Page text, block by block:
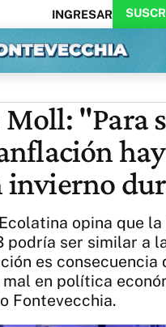
INGRESAR
Ahora
Opinión
Arte
Clima
Exitoina
Turismo
Córdoba
Noticias
Caras
Gaming
Vivo
Moll: "Para
invierno
opina que
podría ser similar a
es consecuencia
en política
Fontevecchia.